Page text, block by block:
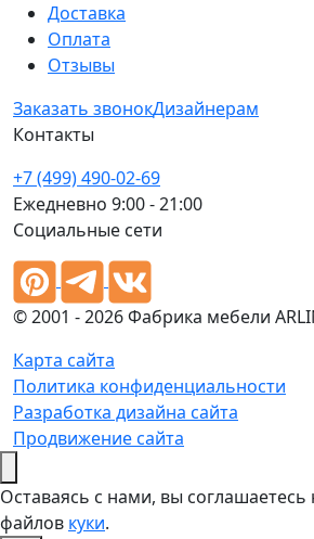
Доставка
Оплата
Отзывы
Заказать звонокДизайнерам
Контакты
+7 (499) 490-02-69
Ежедневно 9:00 - 21:00
Социальные сети
© 2001 - 2026 Фабрика мебели
Карта сайта
Политика конфиденциальности
Разработка дизайна сайта
Продвижение сайта
Оставаясь с нами, вы
файлов куки.